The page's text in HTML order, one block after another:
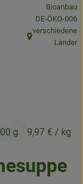
g 9,97 € / kg
Bioanbau
, Kontrollstelle:
DE-ÖKO-006
, Herkunft:
verschiedene
Länder